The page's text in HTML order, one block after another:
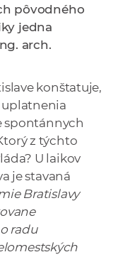
o
A
pôvodného
jedna
arch.
konštatuje,
uplatnenia
spontánnych
z týchto
U laikov
je stavaná
Bratislavy
radu